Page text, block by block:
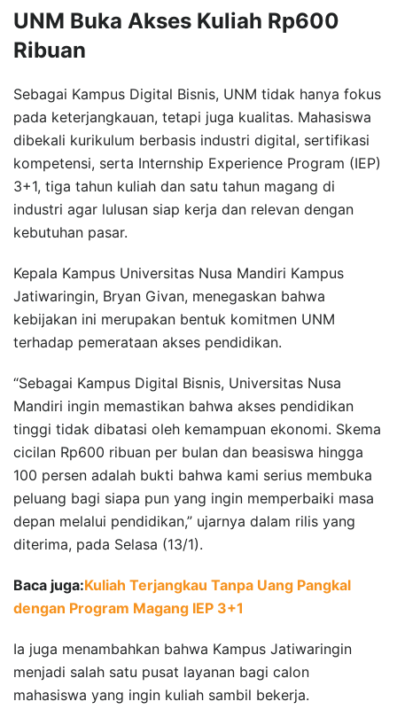
UNM Buka Akses Kuliah Rp600
Ribuan
Sebagai Kampus Digital Bisnis, UNM tidak hanya fokus
pada keterjangkauan, tetapi juga kualitas. Mahasiswa
dibekali kurikulum berbasis industri digital, sertifikasi
kompetensi, serta Internship Experience Program (IEP)
3+1, tiga tahun kuliah dan satu tahun magang di
industri agar lulusan siap kerja dan relevan dengan
kebutuhan pasar.
Kepala Kampus Universitas Nusa Mandiri Kampus
Jatiwaringin, Bryan Givan, menegaskan bahwa
kebijakan ini merupakan bentuk komitmen UNM
terhadap pemerataan akses pendidikan.
“Sebagai Kampus Digital Bisnis, Universitas Nusa
Mandiri ingin memastikan bahwa akses pendidikan
tinggi tidak dibatasi oleh kemampuan ekonomi. Skema
cicilan Rp600 ribuan per bulan dan beasiswa hingga
100 persen adalah bukti bahwa kami serius membuka
peluang bagi siapa pun yang ingin memperbaiki masa
depan melalui pendidikan,” ujarnya dalam rilis yang
diterima, pada Selasa (13/1).
Baca juga:Kuliah Terjangkau Tanpa Uang Pangkal
dengan Program Magang IEP 3+1
Ia juga menambahkan bahwa Kampus Jatiwaringin
menjadi salah satu pusat layanan bagi calon
mahasiswa yang ingin kuliah sambil bekerja.